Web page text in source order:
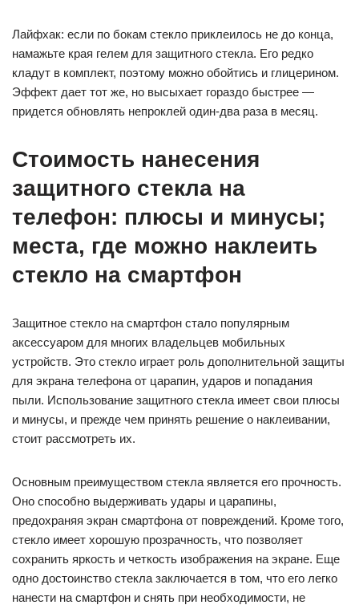
Лайфхак: если по бокам стекло приклеилось не до конца,
намажьте края гелем для защитного стекла. Его редко
кладут в комплект, поэтому можно обойтись и глицерином.
Эффект дает тот же, но высыхает гораздо быстрее —
придется обновлять непроклей один-два раза в месяц.
Стоимость нанесения
защитного стекла на
телефон: плюсы и минусы;
места, где можно наклеить
стекло на смартфон
Защитное стекло на смартфон стало популярным
аксессуаром для многих владельцев мобильных
устройств. Это стекло играет роль дополнительной защиты
для экрана телефона от царапин, ударов и попадания
пыли. Использование защитного стекла имеет свои плюсы
и минусы, и прежде чем принять решение о наклеивании,
стоит рассмотреть их.
Основным преимуществом стекла является его прочность.
Оно способно выдерживать удары и царапины,
предохраняя экран смартфона от повреждений. Кроме того,
стекло имеет хорошую прозрачность, что позволяет
сохранить яркость и четкость изображения на экране. Еще
одно достоинство стекла заключается в том, что его легко
нанести на смартфон и снять при необходимости, не